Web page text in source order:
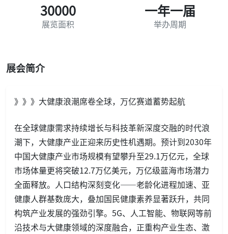
30000
展览面积
一年一届
举办周期
展会简介
》》》大健康浪潮席卷全球，万亿赛道蓄势起航
在全球健康需求持续增长与科技革新深度交融的时代浪
潮下，大健康产业正迎来历史性机遇期。预计到2030年
中国大健康产业市场规模有望攀升至29.1万亿元，全球
市场体量更将突破12.7万亿美元，万亿级蓝海市场潜力
全面释放。人口结构深刻变化——老龄化进程加速、亚
健康人群基数庞大，叠加国民健康素养显著跃升，共同
构筑产业发展的强劲引擎。5G、人工智能、物联网等前
沿技术与大健康领域的深度融合，正重构产业生态、激